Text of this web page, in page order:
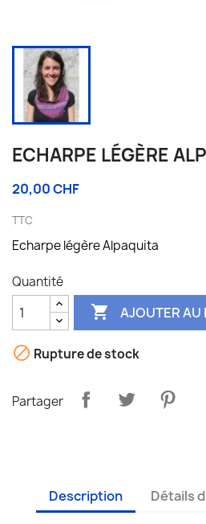
ECHARPE LÉGÈRE
20,00 CHF
TTC
Echarpe légère Alpaquita
Quantité
 AJOUTER AU
 Rupture de stock
Partager
Description Détails